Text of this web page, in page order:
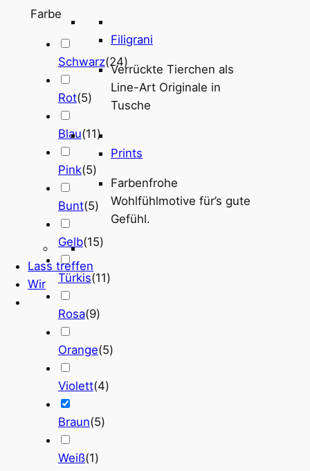
Filigrani
Verrückte Tierchen als
Line-Art Originale in
Tusche
Prints
Farbenfrohe
Wohlfühlmotive für’s gute
Gefühl.
Lass treffen
Wir
Farbe
Schwarz(24)
Rot(5)
Blau(11)
Pink(5)
Bunt(5)
Gelb(15)
Türkis(11)
Rosa(9)
Orange(5)
Violett(4)
Braun(5)
Weiß(1)